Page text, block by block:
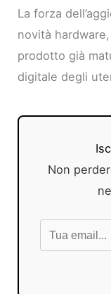
La forza
novità
prodotto già
digitale degli
Non